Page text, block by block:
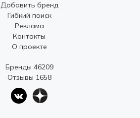
Добавить бренд
Гибкий поиск
Реклама
Контакты
О проекте
Бренды 46209
Отзывы 1658